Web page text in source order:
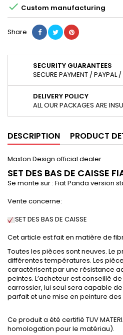
 Custom manufacturing
Share
SECURITY GUARANTEES
SECURE PAYMENT / PAYPAL
DELIVERY POLICY
ALL OUR PACKAGES ARE
DESCRIPTION PRODUCT
Maxton Design official dealer
SET DES BAS DE CAISSE
Se monte sur : Fiat Panda version
Vente concerne:
SET DES BAS DE CAISSE
Cet article est fait en matière de
Toutes les pièces sont neuves. Le
différentes températures. Les
caractérisent par une résistance
peintes. L’acheteur est conseillé
carrossier, lui seul sera capable
parfait et une mise en peinture
Ce produit a été certifié TUV
homologation pour le matériau).